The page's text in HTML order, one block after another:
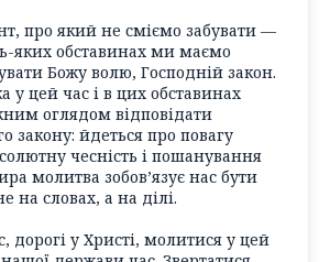
про який не сміємо забувати —
яких обставинах ми маємо
Божу волю, Господній закон.
у цей час і в цих обставинах
оглядом відповідати
закону: йдеться про повагу
чесність і пошанування
молитва зобов’язує нас бути
на словах, а на ділі.
дорогі у Христі, молитися у цей